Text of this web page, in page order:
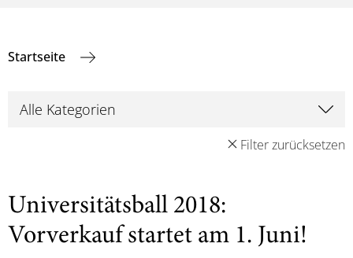
Startseite
Filter zurücksetzen
Universitätsball 2018:
Vorverkauf startet am 1. Juni!